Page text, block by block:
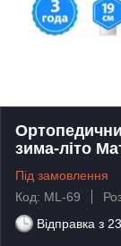
зима-літо
Під замовлення
Код: ML-69
Відправка з